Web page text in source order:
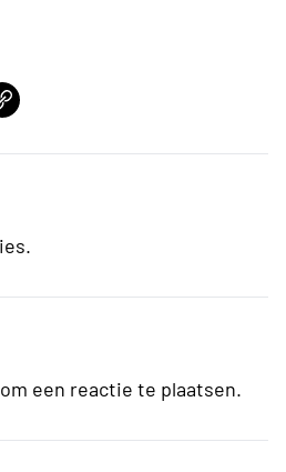
een reactie te plaatsen.